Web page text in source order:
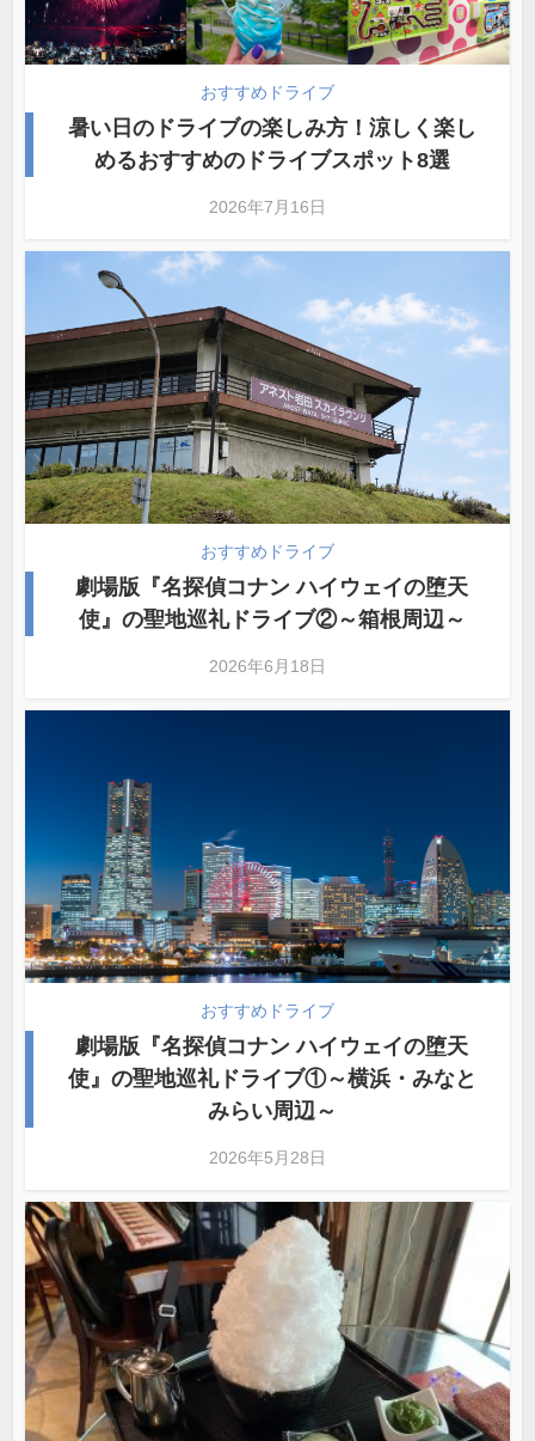
おすすめドライブ
暑い日のドライブの楽しみ方！涼しく楽し
めるおすすめのドライブスポット8選
2026年7月16日
おすすめドライブ
劇場版『名探偵コナン ハイウェイの堕天
使』の聖地巡礼ドライブ②～箱根周辺～
2026年6月18日
おすすめドライブ
劇場版『名探偵コナン ハイウェイの堕天
使』の聖地巡礼ドライブ①～横浜・みなと
みらい周辺～
2026年5月28日